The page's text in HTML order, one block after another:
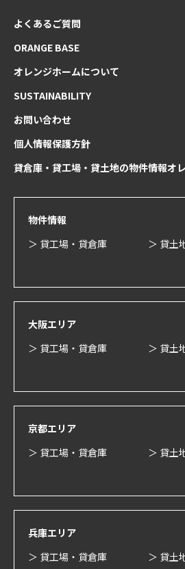
よくあるご質問
ORANGE BASE
オレンジホームについて
SUSTAINABILITY
お問い合わせ
個人情報保護方針
貸倉庫・貸工場・貸土地の物件情報オ
物件情報
＞ 貸工場・貸倉庫
＞ 貸土
大阪エリア
＞ 貸工場・貸倉庫
＞ 貸土
京都エリア
＞ 貸工場・貸倉庫
＞ 貸土
兵庫エリア
＞ 貸工場・貸倉庫
＞ 貸土